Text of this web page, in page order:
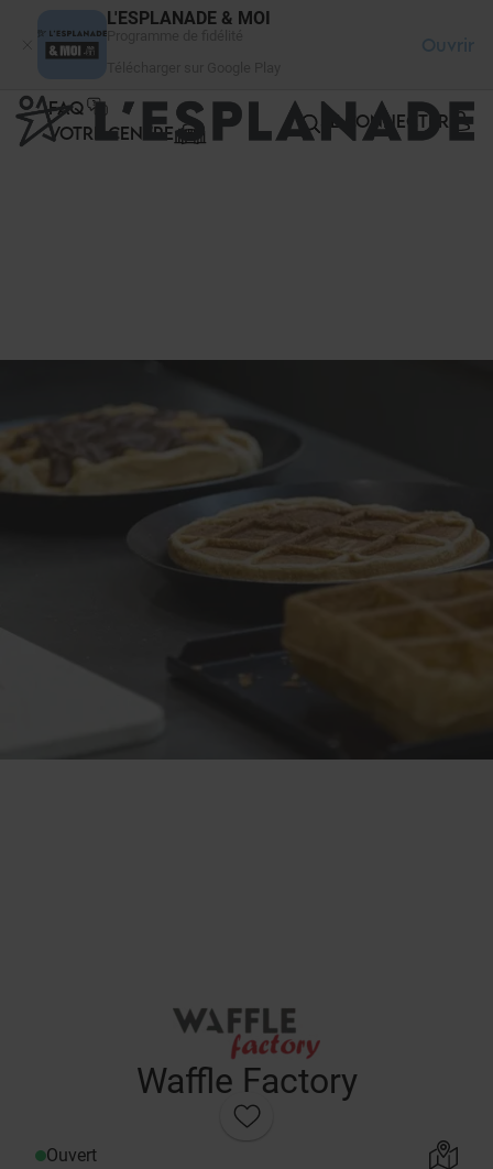
L'ESPLANADE & MOI
Ouvrir
FAQ
VOTRE CENTRE
SE CONNECTER
Waffle Factory
Ouvert
Panneau de gestion des cookies